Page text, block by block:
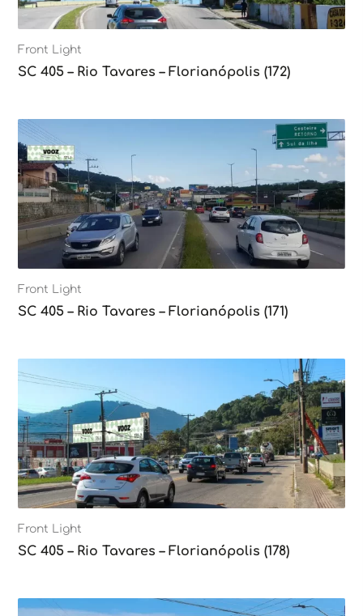
Front Light
SC 405 – Rio Tavares – Florianópolis (172)
Front Light
SC 405 – Rio Tavares – Florianópolis (171)
Front Light
SC 405 – Rio Tavares – Florianópolis (178)